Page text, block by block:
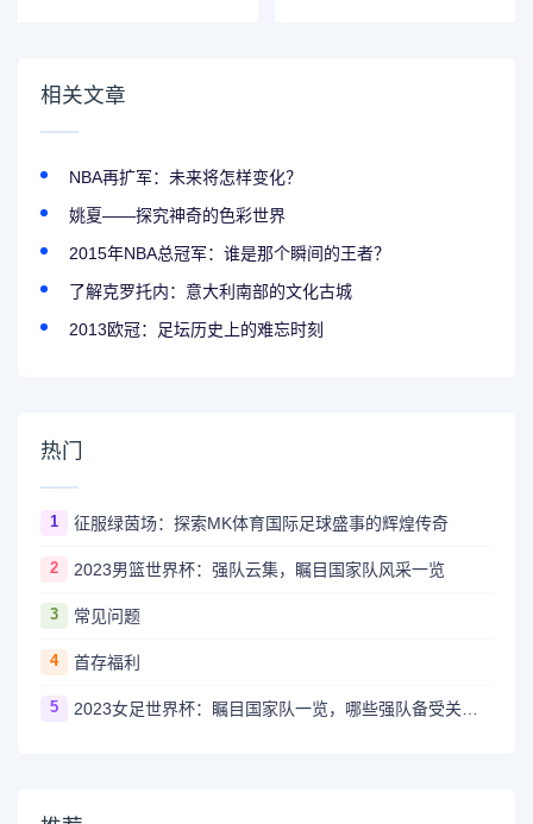
相关文章
NBA再扩军：未来将怎样变化？
姚夏——探究神奇的色彩世界
2015年NBA总冠军：谁是那个瞬间的王者？
了解克罗托内：意大利南部的文化古城
2013欧冠：足坛历史上的难忘时刻
热门
1 征服绿茵场：探索MK体育国际足球盛事的辉煌传奇
2 2023男篮世界杯：强队云集，瞩目国家队风采一览
3 常见问题
4 首存福利
5